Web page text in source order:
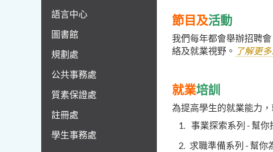
語言中心
圖書館
規劃處
公共事務處
質素保證處
註冊處
學生事務處
節目及活動
我們每年都會舉辦招聘
絡及就業視野。 了解更多
就業培訓
為提高學生的就業能力
事業探索系列 - 幫
求職準備系列 - 幫你